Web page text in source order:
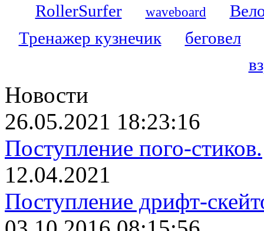
RollerSurfer waveboard
Тренажер кузнечик
беговел
Новости
26.05.2021 18:23:16
Поступление пого-стиков.
12.04.2021
Поступление дрифт-